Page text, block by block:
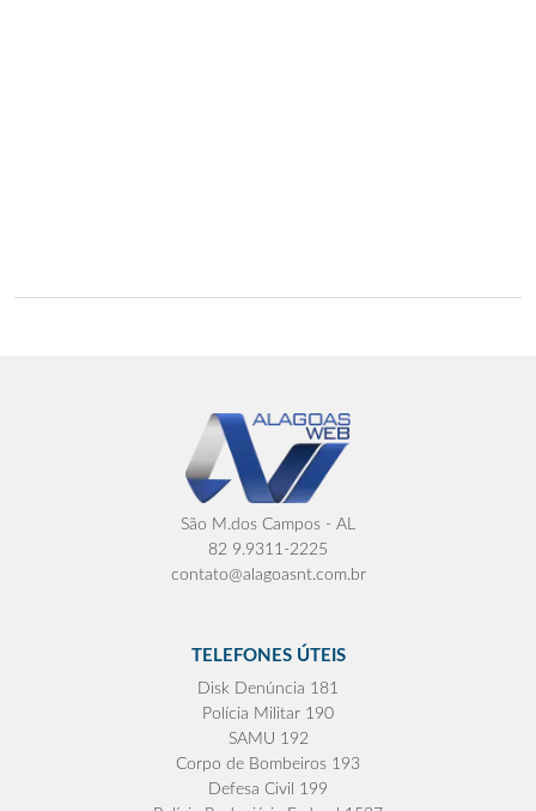
São M.dos Campos - AL
82 9.9311-2225
contato@alagoasnt.com.br
TELEFONES ÚTEIS
Disk Denúncia 181
Polícia Militar 190
SAMU 192
Corpo de Bombeiros 193
Defesa Civil 199